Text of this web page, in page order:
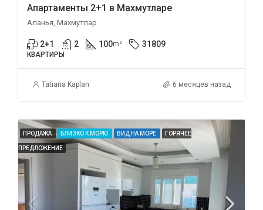
Апартаменты 2+1 в Махмутларе
Аланья, Махмутлар
2+1 2 100m² 31809
КВАРТИРЫ
Tatiana Kaplan 6 месяцев назад
ПРОДАЖА БЛИЗКО К МОРЮ ВИД НА МОРЕ ГОРЯЧЕЕ
ПРЕДЛОЖЕНИЕ